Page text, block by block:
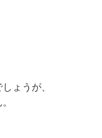
ょうが、